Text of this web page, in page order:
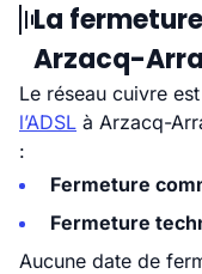
La
Arzacq-
Le réseau cuivre
l’ADSL à Arzacq-
:
Fermeture
Fermeture
Aucune date de